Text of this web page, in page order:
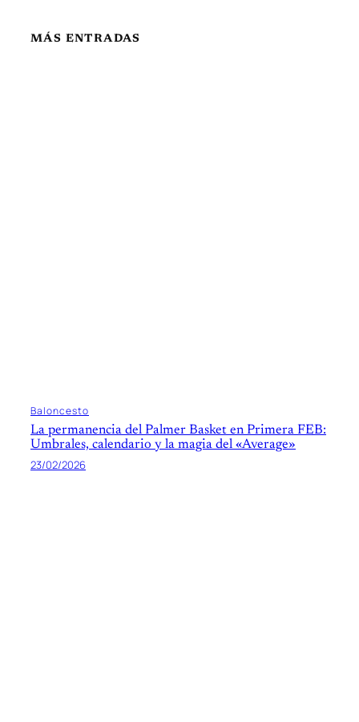
MÁS ENTRADAS
Baloncesto
La permanencia del Palmer Basket en Primera FEB:
Umbrales, calendario y la magia del «Average»
23/02/2026